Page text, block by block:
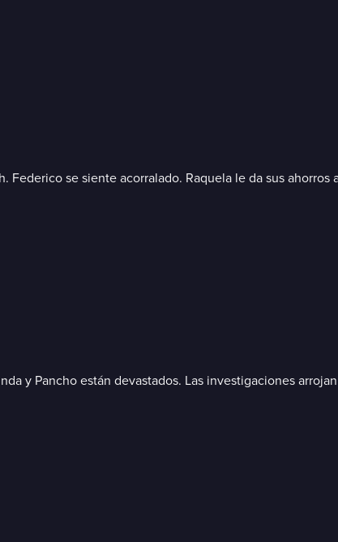
se siente acorralado. Raquela le da sus
y Pancho están devastados. Las investigaciones